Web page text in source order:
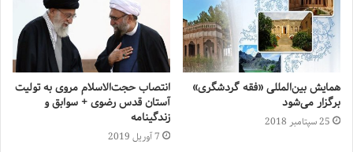
همایش بین‌المللی «فقه گردشگری»
برگزار می‌شود
25 سپتامبر 2018
انتصاب حجت‌الاسلام مروی به تولیت
آستان قدس رضوی + سوابق و
زندگینامه
7 آوریل 2019